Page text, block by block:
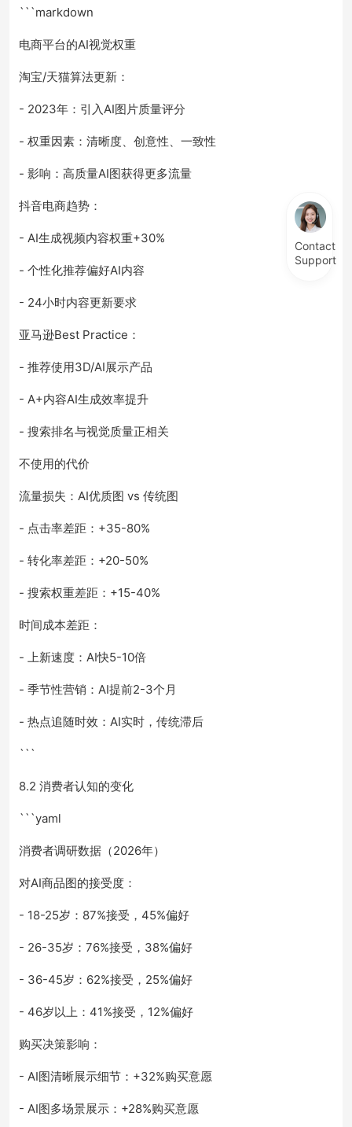
```markdown
电商平台的AI视觉权重
淘宝/天猫算法更新：
- 2023年：引入AI图片质量评分
- 权重因素：清晰度、创意性、一致性
- 影响：高质量AI图获得更多流量
抖音电商趋势：
- AI生成视频内容权重+30%
- 个性化推荐偏好AI内容
- 24小时内容更新要求
亚马逊Best Practice：
- 推荐使用3D/AI展示产品
- A+内容AI生成效率提升
- 搜索排名与视觉质量正相关
不使用的代价
流量损失：AI优质图 vs 传统图
- 点击率差距：+35-80%
- 转化率差距：+20-50%
- 搜索权重差距：+15-40%
时间成本差距：
- 上新速度：AI快5-10倍
- 季节性营销：AI提前2-3个月
- 热点追随时效：AI实时，传统滞后
```
8.2 消费者认知的变化
```yaml
消费者调研数据（2026年）
对AI商品图的接受度：
- 18-25岁：87%接受，45%偏好
- 26-35岁：76%接受，38%偏好
- 36-45岁：62%接受，25%偏好
- 46岁以上：41%接受，12%偏好
购买决策影响：
- AI图清晰展示细节：+32%购买意愿
- AI图多场景展示：+28%购买意愿
Contact
Support